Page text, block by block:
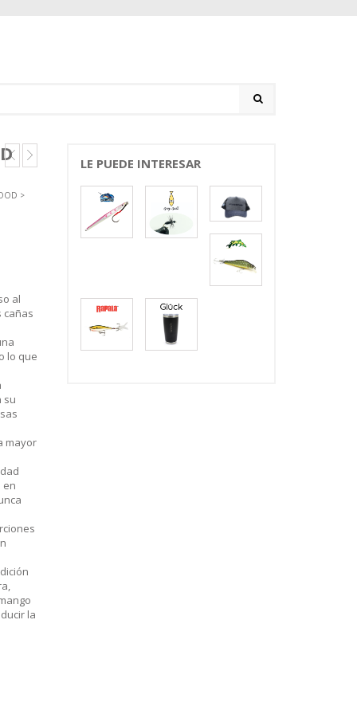
>
al
cañas
lo que
su
mayor
en
la
LE PUEDE INTERESAR